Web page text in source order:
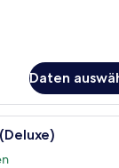
Daten
Ein